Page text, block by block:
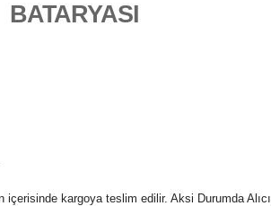
BATARYASI
kargoya teslim edilir. Aksi Durumda